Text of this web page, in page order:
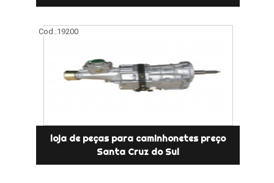
Cod.:19200
loja de peças para caminhonetes preço
Santa Cruz do Sul